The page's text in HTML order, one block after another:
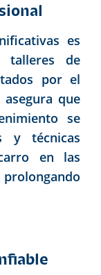
es
talleres de
por el
que
se
y técnicas
en las